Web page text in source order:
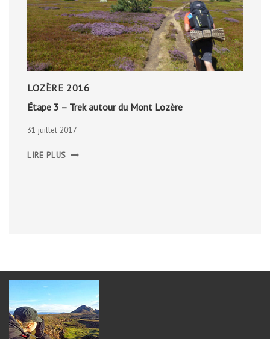
LOZÈRE 2016
Étape 3 – Trek autour du Mont Lozère
31 juillet 2017
LIRE PLUS